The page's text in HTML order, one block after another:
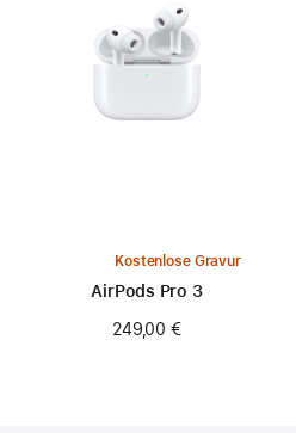
Kostenlose Gravur
AirPods Pro 3
249,00 €